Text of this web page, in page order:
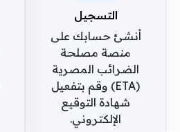
التسجيل
أنشئ حسابك على
منصة مصلحة
الضرائب المصرية
(ETA) وقم بتفعيل
شهادة التوقيع
الإلكتروني.